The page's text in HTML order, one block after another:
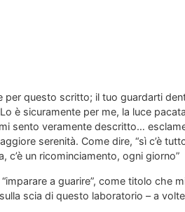
per questo scritto; il tuo guardarti
è sicuramente per me, la luce
sento veramente descritto…
serenità. Come dire, “sì c’è
c’è un ricominciamento, ogni giorno”
a guarire”, come titolo che
scia di questo laboratorio – a